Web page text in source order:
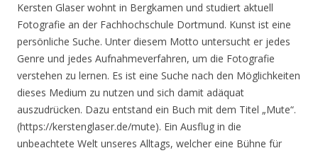
Kersten Glaser wohnt in Bergkamen und studiert aktuell
Fotografie an der Fachhochschule Dortmund. Kunst ist eine
persönliche Suche. Unter diesem Motto untersucht er jedes
Genre und jedes Aufnahmeverfahren, um die Fotografie
verstehen zu lernen. Es ist eine Suche nach den Möglichkeiten
dieses Medium zu nutzen und sich damit adäquat
auszudrücken. Dazu entstand ein Buch mit dem Titel „Mute“.
(https://kerstenglaser.de/mute). Ein Ausflug in die
unbeachtete Welt unseres Alltags, welcher eine Bühne für